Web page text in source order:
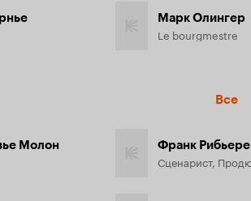
Марк Олингер
Le bourgmestre
Все
Молон Франк Рибьере
Сценарист,